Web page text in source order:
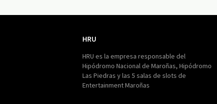
HRU
HRU es la empresa responsable del
Hipódromo Nacional de Maroñas, Hipódromo
Las Piedras y las 5 salas de slots de
Entertainment Maroñas